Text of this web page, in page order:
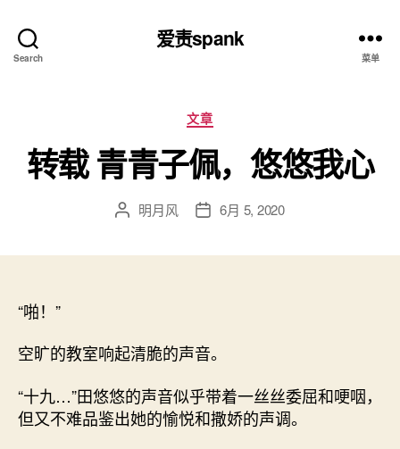
Search
爱责spank
菜单
分
类
文章
转载 青青子佩，悠悠我心
文 明月风
发 6月 5, 2020
“啪！”
空旷的教室响起清脆的声音。
“十九…”田悠悠的声音似乎带着一丝丝委屈和哽咽，
但又不难品鉴出她的愉悦和撒娇的声调。